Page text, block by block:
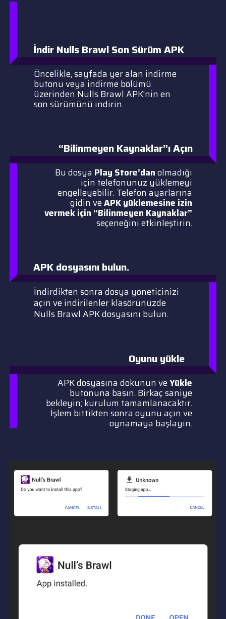
İndir Nulls Brawl Son SürümAPK
Öncelikle, sayfada yer alan indirme
butonu veya indirme bölümü
üzerinden Nulls Brawl APK’nin en
son sürümünü indirin.
“Bilinmeyen Kaynaklar”ı Açın
Bu dosya Play Store’danolmadığı
için telefonunuz yüklemeyi
engelleyebilir. Telefon ayarlarına
gidin veAPK yüklemesine izin
vermek için “Bilinmeyen Kaynaklar”
seçeneğini etkinleştirin.
APK dosyasını bulun.
İndirdikten sonra dosya yöneticinizi
açın ve indirilenler klasörünüzde
Nulls Brawl APK dosyasını bulun.
Oyunu yükle
APK dosyasına dokunun veYükle
butonuna basın. Birkaç saniye
bekleyin; kurulum tamamlanacaktır.
İşlem bittikten sonra oyunu açın ve
oynamaya başlayın.